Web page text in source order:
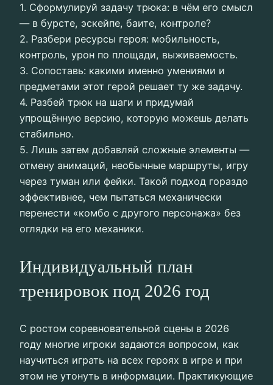
1. Сформулируй задачу трюка: в чём его смысл
— в бурсте, эскейпе, баите, контроле?
2. Разбери ресурсы героя: мобильность,
контроль, урон по площади, выживаемость.
3. Сопоставь: какими именно умениями и
предметами этот герой решает ту же задачу.
4. Разбей трюк на шаги и придумай
упрощённую версию, которую можешь делать
стабильно.
5. Лишь затем добавляй сложные элементы —
отмену анимаций, необычные маршруты, игру
через туман или фейки. Такой подход гораздо
эффективнее, чем пытаться механически
перенести «комбо с другого персонажа» без
оглядки на его механики.
Индивидуальный план
тренировок под 2026 год
С ростом соревновательной сцены в 2026
году многие игроки задаются вопросом, как
научиться играть на всех героях в игре и при
этом не утонуть в информации. Практикующие